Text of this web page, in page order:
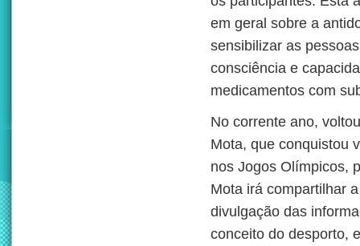
em geral sobre a
sensibilizar as
consciência e
medicamentos com
No corrente ano,
Mota, que conquistou
nos Jogos Olímpicos,
Mota irá compartilhar
divulgação das
conceito do desporto,